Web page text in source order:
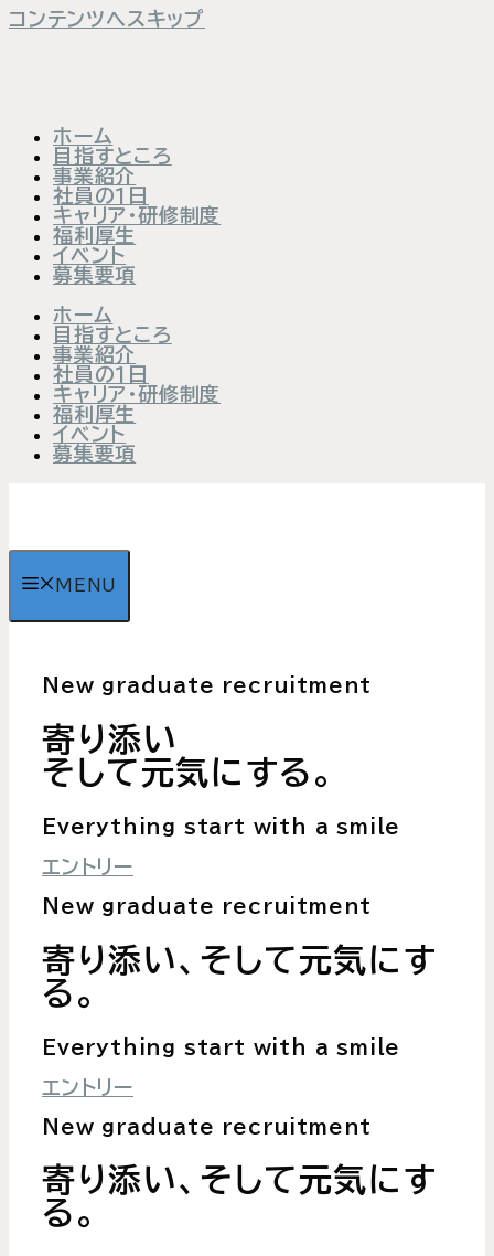
コンテンツへスキップ
ホーム
目指すところ
事業紹介
社員の１日
キャリア・研修制度
福利厚生
イベント
募集要項
ホーム
目指すところ
事業紹介
社員の１日
キャリア・研修制度
福利厚生
イベント
募集要項
MENU
New graduate recruitment
寄り添い
そして元気にする。
Everything start with a smile
エントリー
New graduate recruitment
寄り添い、そして元気にす
る。
Everything start with a smile
エントリー
New graduate recruitment
寄り添い、そして元気にす
る。